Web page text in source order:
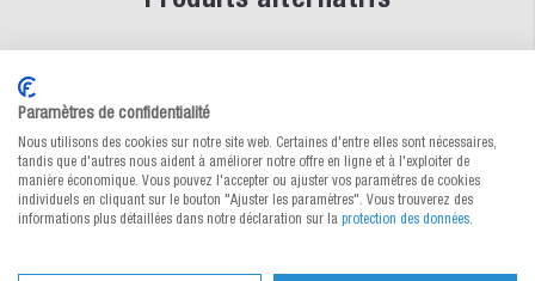
Paramètres de confidentialité
Nous utilisons des cookies sur notre site web. Certaines d'entre elles sont nécessaires,
tandis que d'autres nous aident à améliorer notre offre en ligne et à l'exploiter de
manière économique. Vous pouvez l'accepter ou ajuster vos paramètres de cookies
individuels en cliquant sur le bouton "Ajuster les paramètres". Vous trouverez des
informations plus détaillées dans notre déclaration sur la protection des données.